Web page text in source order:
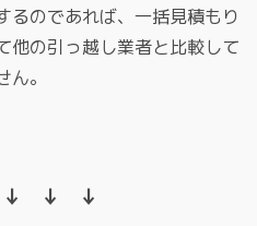
るのであれば、一括見積もり
他の引っ越し業者と比較して
。
↓ ↓